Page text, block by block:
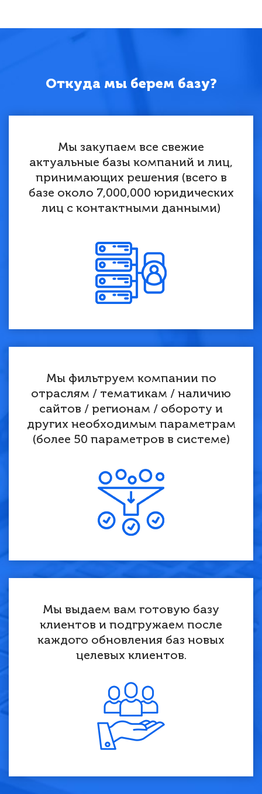
Откуда мы берем базу?
Мы закупаем все свежие
актуальные базы компаний и лиц,
принимающих решения (всего в
базе около 7,000,000 юридических
лиц с контактными данными)
Мы фильтруем компании по
отраслям / тематикам / наличию
сайтов / регионам / обороту и
других необходимым параметрам
(более 50 параметров в системе)
Мы выдаем вам готовую базу
клиентов и подгружаем после
каждого обновления баз новых
целевых клиентов.